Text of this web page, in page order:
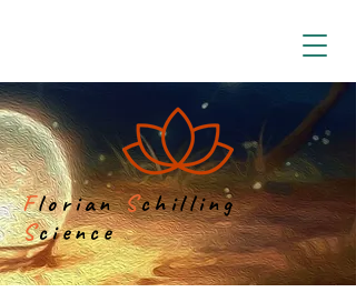
FlorianSchilling
Science